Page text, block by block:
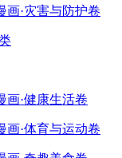
画·灾害与防护卷
画·健康生活卷
画·体育与运动卷